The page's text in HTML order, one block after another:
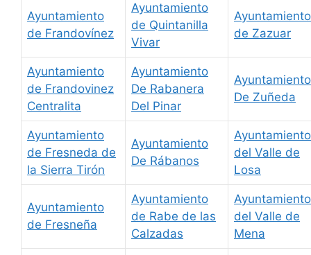
Ayuntamiento
de Frandovínez
Ayuntamiento
de Quintanilla
Vivar
Ayuntamiento
de Zazuar
Ayuntamiento
de Frandovinez
Centralita
Ayuntamiento
De Rabanera
Del Pinar
Ayuntamiento
De Zuñeda
Ayuntamiento
de Fresneda de
la Sierra Tirón
Ayuntamiento
De Rábanos
Ayuntamiento
del Valle de
Losa
Ayuntamiento
de Fresneña
Ayuntamiento
de Rabe de las
Calzadas
Ayuntamiento
del Valle de
Mena